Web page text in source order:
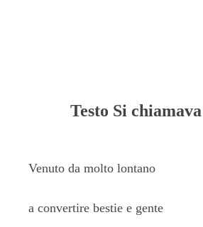
Testo Si
Venuto da molto lontano
a convertire bestie e gente